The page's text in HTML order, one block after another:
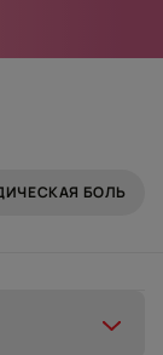
БОЛЬ